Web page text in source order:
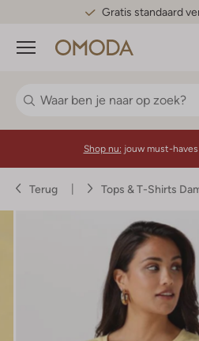
Gratis standaard
Menu
Shop nu: jouw must-
Terug Tops & T-Shirts